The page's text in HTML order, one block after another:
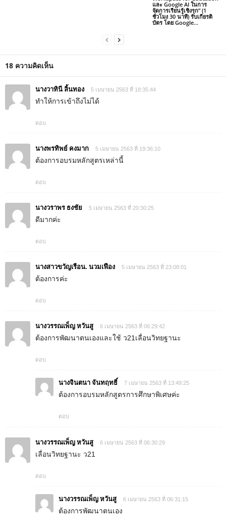
และ Google AI ในการ
จัดการเรียนรู้เชิงรุก” (1
ชั่วโมง 30 นาที) รับเกียรติ
บัตร โดย Google...
18 ความคิดเห็น
นางวาทินี ลิ้นทอง 5 เมษายน 2563 ที่ 18:35:44
ทำให้การเข้าถึงไม่ได้
ตอบ
นางพรทิพย์ คงมาก 5 เมษายน 2563 ที่ 19:36:10
ต้องการอบรมหลักสูตรเหล่านี้
ตอบ
นางวราพร ธงชัย 5 เมษายน 2563 ที่ 20:30:25
ดีมากค่ะ
ตอบ
นางสาวขวัญเรือน. นวมเฟือง 5 เมษายน 2563 ที่ 23:08:01
ต้องการค่ะ
ตอบ
นางวรรณเพ็ญ หวันสู 6 เมษายน 2563 ที่ 06:29:42
ต้องการพัฒนาตนเองและใช้ ว21เลื่อนวิทยฐานะ
ตอบ
นางจินตนา จันทฤทธิ์ 7 เมษายน 2563 ที่ 13:49:25
ต้องการอบรมหลักสูตรการศึกษาพิเศษค่ะ
ตอบ
นางวรรณเพ็ญ หวันสู 6 เมษายน 2563 ที่ 06:30:29
เลื่อนวิทยฐานะ ว21
ตอบ
นางวรรณเพ็ญ หวันสู 6 เมษายน 2563 ที่ 06:31:15
ต้องการพัฒนาตนเอง